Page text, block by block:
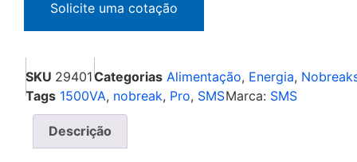
SKU 29401Categorias Alimentação, Energia,
Tags 1500VA, nobreak, Pro, SMSMarca: SMS
Descrição